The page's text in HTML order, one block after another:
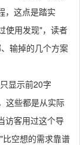
，这点是踏实
使用发现"，读者
输掉的几个方案
显示前20字
这些都是从实际
访客用过这个导
空想的需求靠谱